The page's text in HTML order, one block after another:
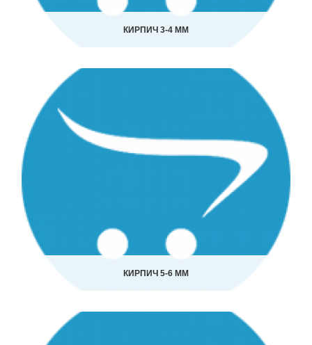
КИРПИЧ 3-4 ММ
КИРПИЧ 5-6 ММ